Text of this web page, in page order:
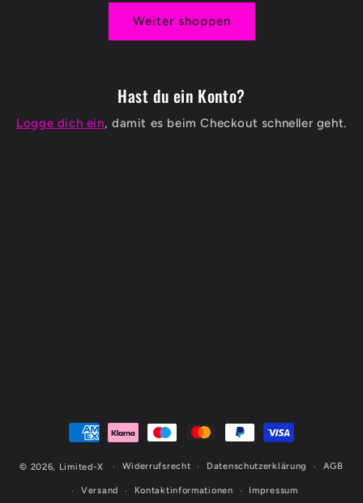
Weiter shoppen
Hast du ein Konto?
Logge dich ein, damit es beim Checkout schneller geht.
Zahlungsmethoden
© 2026, Limited-X Widerrufsrecht Datenschutzerklärung AGB
Versand Kontaktinformationen Impressum